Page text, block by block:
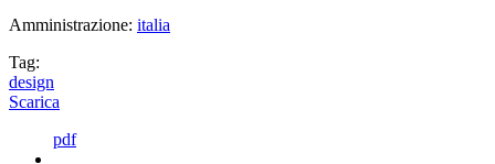
Amministrazione: italia
Tag:
design
Scarica
pdf